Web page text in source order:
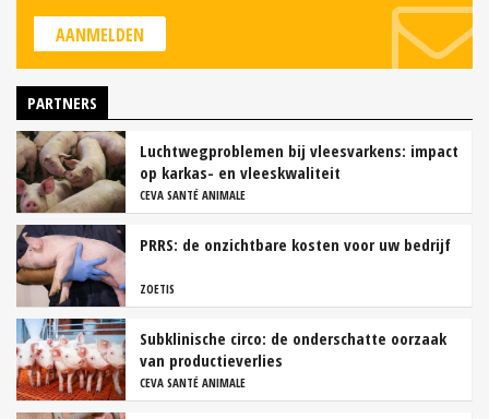
AANMELDEN
PARTNERS
Luchtwegproblemen bij vleesvarkens: impact
op karkas- en vleeskwaliteit
CEVA SANTÉ ANIMALE
PRRS: de onzichtbare kosten voor uw bedrijf
ZOETIS
Subklinische circo: de onderschatte oorzaak
van productieverlies
CEVA SANTÉ ANIMALE